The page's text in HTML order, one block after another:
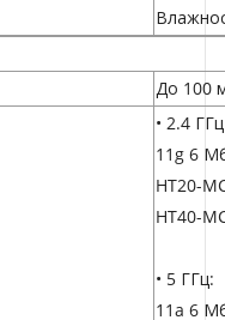
До 100
• 2.4
11g 6
HT20-
HT40-
• 5 ГГц:
11a 6